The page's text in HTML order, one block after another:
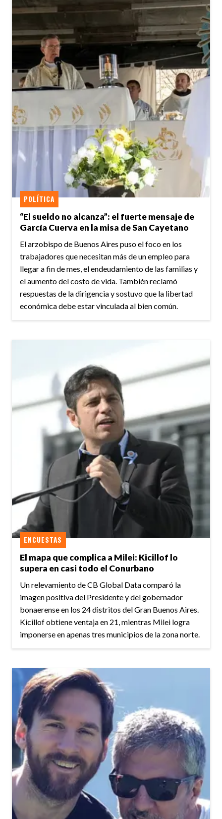
“El sueldo no alcanza”: el fuerte mensaje de
García Cuerva en la misa de San Cayetano
POLÍTICA
El arzobispo de Buenos Aires puso el foco en los
trabajadores que necesitan más de un empleo para
llegar a fin de mes, el endeudamiento de las familias y
el aumento del costo de vida. También reclamó
respuestas de la dirigencia y sostuvo que la libertad
económica debe estar vinculada al bien común.
El mapa que complica a Milei: Kicillof lo
supera en casi todo el Conurbano
ENCUESTAS
Un relevamiento de CB Global Data comparó la
imagen positiva del Presidente y del gobernador
bonaerense en los 24 distritos del Gran Buenos Aires.
Kicillof obtiene ventaja en 21, mientras Milei logra
imponerse en apenas tres municipios de la zona norte.